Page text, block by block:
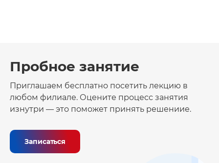
Пробное занятие
Приглашаем бесплатно посетить лекцию в
любом филиале. Оцените процесс занятия
изнутри — это поможет принять решениие.
Записаться